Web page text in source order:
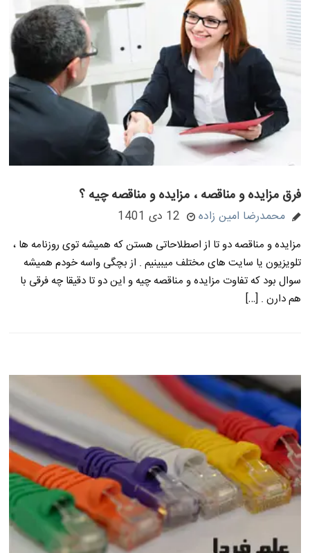
فرق مزایده و مناقصه ، مزایده و مناقصه چیه ؟
محمدرضا امین زاده 12 دی 1401
مزایده و مناقصه دو تا از اصطلاحاتی هستن که همیشه توی روزنامه ها ،
تلویزیون یا سایت های مختلف میبینیم . از بچگی واسه خودم همیشه
سوال بود که تفاوت مزایده و مناقصه چیه و این دو تا دقیقا چه فرقی با
هم دارن . […]